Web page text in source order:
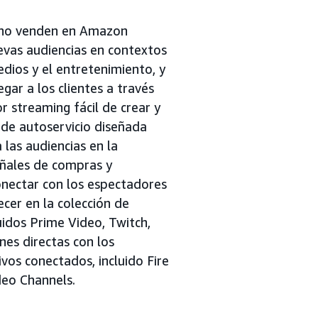
venden en Amazon
audiencias en contextos
y el entretenimiento, y
a los clientes a través
streaming fácil de crear y
autoservicio diseñada
audiencias en la
de compras y
con los espectadores
en la colección de
Prime Video, Twitch,
directas con los
conectados, incluido Fire
Channels.